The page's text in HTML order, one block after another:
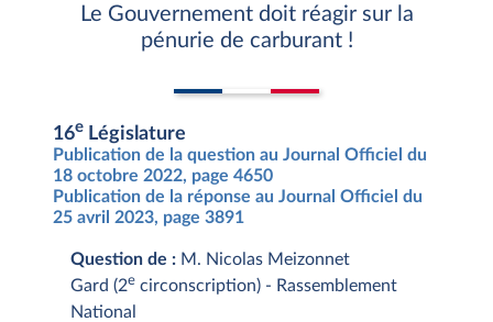
Le Gouvernement doit réagir sur la
pénurie de carburant !
16e Législature
Publication de la question au Journal Officiel du
18 octobre 2022, page 4650
Publication de la réponse au Journal Officiel du
25 avril 2023, page 3891
Question de : M. Nicolas Meizonnet
Gard (2e circonscription) - Rassemblement
National